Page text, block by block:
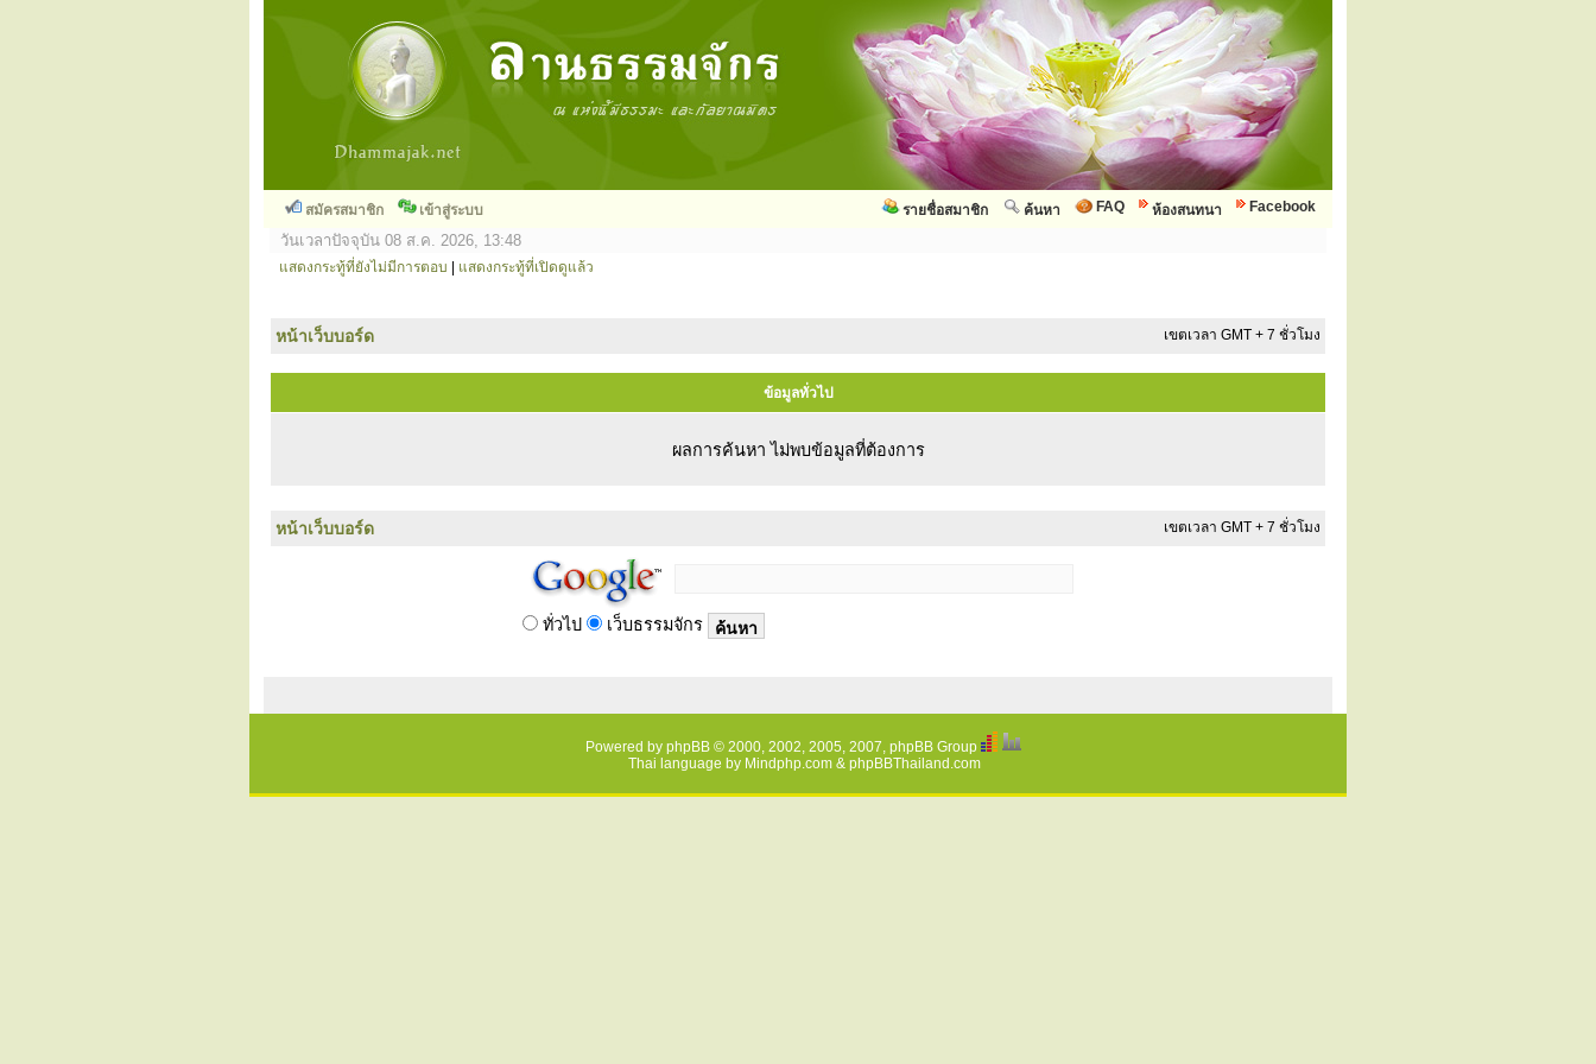
สมัครสมาชิก เข้าสู่ระบบ Facebook
ห้องสนทนา
FAQ
ค้นหา
รายชื่อสมาชิก
วันเวลาปัจจุบัน 08 ส.ค. 2026, 13:48
แสดงกระทู้ที่ยังไม่มีการตอบ แสดงกระทู้ที่เปิดดูแล้ว
หน้าเว็บบอร์ด เขตเวลา GMT + 7 ชั่วโมง
ข้อมูลทั่วไป
ผลการค้นหา ไม่พบข้อมูลที่ต้องการ
หน้าเว็บบอร์ด เขตเวลา GMT + 7 ชั่วโมง
ทั่วไป เว็บธรรมจักร
Powered by phpBB © 2000, 2002, 2005, 2007, phpBB Group
Thai language by Mindphp.com& phpBBThailand.com